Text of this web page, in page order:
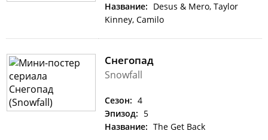
Название: Desus & Mero, Taylor
Kinney, Camilo
Снегопад
Snowfall
Сезон: 4
Эпизод: 5
Название: The Get Back